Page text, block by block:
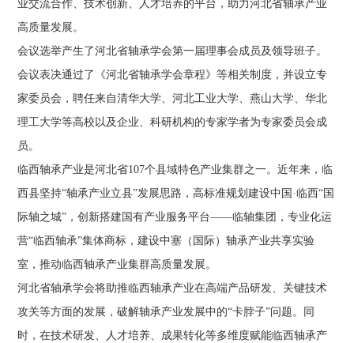
业交流合作、技术创新、人才培养的平台，助力河北省轴承产业
高质量发展。
会议选举产生了河北省轴承学会第一届理事会成员及领导班子。
会议表决通过了《河北省轴承学会章程》等相关制度，并设立专
家委员会，聘任来自清华大学、河北工业大学、燕山大学、华北
理工大学等高校以及企业、科研机构的专家学者为专家委员会成
员。
临西轴承产业是河北省107个县域特色产业集群之一。近年来，临
西县坚持“轴承产业立县”发展思路，高标准规划建设中国·临西“国
际轴之城”，创新搭建国有产业服务平台——临轴集团，专业化运
营“临西轴承”集体商标，建设中塞（国际）轴承产业共享实验
室，推动临西轴承产业集群高质量发展。
河北省轴承学会将助推临西轴承产业在高端产品研发、关键技术
攻关等方面的发展，破解轴承产业发展中的“卡脖子”问题。同
时，在技术研发、人才培养、成果转化等多维度赋能临西轴承产